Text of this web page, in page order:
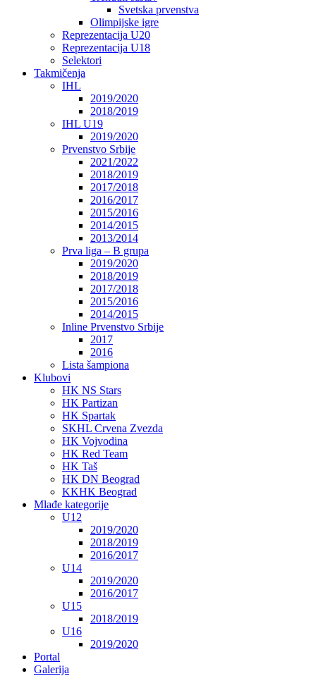
Svetska prvenstva
Olimpijske igre
Reprezentacija U20
Reprezentacija U18
Selektori
Takmičenja
IHL
2019/2020
2018/2019
IHL U19
2019/2020
Prvenstvo Srbije
2021/2022
2018/2019
2017/2018
2016/2017
2015/2016
2014/2015
2013/2014
Prva liga – B grupa
2019/2020
2018/2019
2017/2018
2015/2016
2014/2015
Inline Prvenstvo Srbije
2017
2016
Lista šampiona
Klubovi
HK NS Stars
HK Partizan
HK Spartak
SKHL Crvena Zvezda
HK Vojvodina
HK Red Team
HK Taš
HK DN Beograd
KKHK Beograd
Mlađe kategorije
U12
2019/2020
2018/2019
2016/2017
U14
2019/2020
2016/2017
U15
2018/2019
U16
2019/2020
Portal
Galerija